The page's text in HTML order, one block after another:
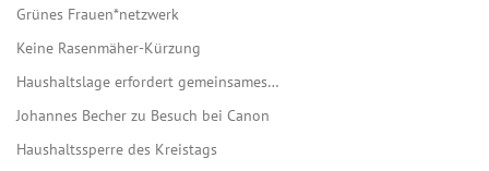
Grünes Frauen*netzwerk
Keine Rasenmäher-Kürzung
Haushaltslage erfordert gemeinsames…
Johannes Becher zu Besuch bei Canon
Haushaltssperre des Kreistags